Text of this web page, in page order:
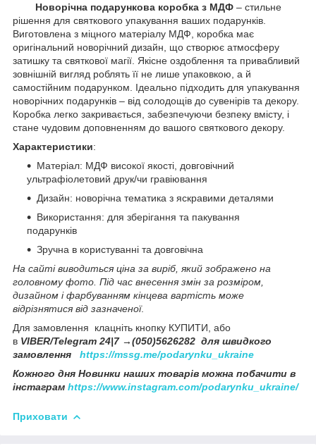
Новорічна подарункова коробка з МДФ – стильне
рішення для святкового упакування ваших подарунків.
Виготовлена з міцного матеріалу МДФ, коробка має
оригінальний новорічний дизайн, що створює атмосферу
затишку та святкової магії. Якісне оздоблення та привабливий
зовнішній вигляд роблять її не лише упаковкою, а й
самостійним подарунком. Ідеально підходить для упакування
новорічних подарунків – від солодощів до сувенірів та декору.
Коробка легко закривається, забезпечуючи безпеку вмісту, і
стане чудовим доповненням до вашого святкового декору.
Характеристики:
Матеріал: МДФ високої якості, довговічний
ультрафіолетовий друк/чи гравіювання
Дизайн: новорічна тематика з яскравими деталями
Використання: для зберігання та пакування
подарунків
Зручна в користуванні та довговічна
На сайті виводиться ціна за виріб, який зображено на
головному фото. Під час внесення змін за розміром,
дизайном і фарбуванням кінцева вартість може
відрізнятися від зазначеної.
Для замовлення клацніть кнопку КУПИТИ, або
в VIBER/Telegram 24|7 →(050)5626282 для швидкого
замовлення https://mssg.me/podarynku_ukraine
Кожного дня Новинки наших товарів можна побачити в
інстаграм https://www.instagram.com/podarynku_ukraine/
Приховати